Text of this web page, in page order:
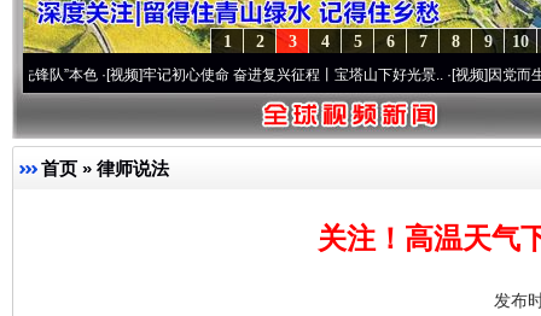
10
9
8
7
6
5
4
3
2
1
·[视频]牢记初心使命 奋进复兴征程丨宝塔山下好光景..·[视频]因党而生 为党而战
首页 » 律师说法
关注！高温天气
发布